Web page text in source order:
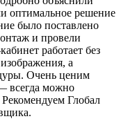
оптимальное решение
было поставлено
и провели
работает без
а
Очень ценим
всегда можно
Глобал